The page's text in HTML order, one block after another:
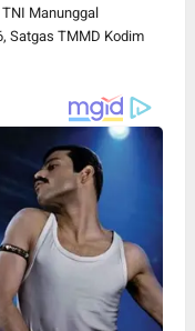
Manunggal
Satgas TMMD Kodim